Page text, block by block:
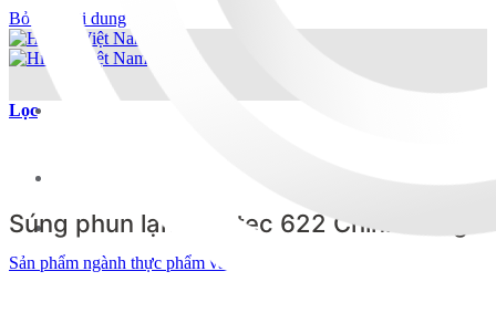
Bỏ qua nội dung
Lĩnh vực hoạt động
Lọc
Súng phun lạnh Vortec 622 Chính Hãng
Sản phẩm ngành thực phẩm và đồ uống